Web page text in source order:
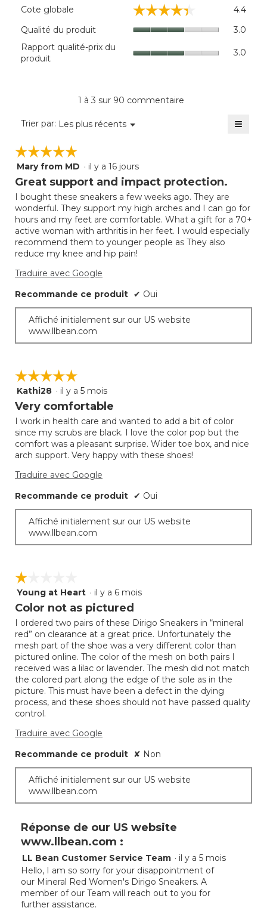
Cote globale ☆☆☆☆☆
☆☆☆☆☆ 4.4
Qualité du produit 3.0
Rapport qualité-prix du
produit
3.0
1 à 3 sur 90 commentaire
Trier par: Les plus récents ▼
Menu ≡
ci-
☆☆☆☆☆
☆☆☆☆☆
5
étoile(s)
5.
Mary from MD · il y a 16 jours
Great support and impact protection.
I bought these sneakers a few weeks ago. They are
wonderful. They support my high arches and I can go for
hours and my feet are comfortable. What a gift for a 70+
active woman with arthritis in her feet. I would especially
recommend them to younger people as They also
reduce my knee and hip pain!
Traduire avec Google
Recommande ce produit ✔ Oui
Affiché initialement sur our US website
www.llbean.com
☆☆☆☆☆
☆☆☆☆☆
5
étoile(s)
5.
Kathi28 · il y a 5 mois
Very comfortable
I work in health care and wanted to add a bit of color
since my scrubs are black. I love the color pop but the
comfort was a pleasant surprise. Wider toe box, and nice
arch support. Very happy with these shoes!
Traduire avec Google
Recommande ce produit ✔ Oui
Affiché initialement sur our US website
www.llbean.com
☆☆☆☆☆
☆☆☆☆☆
1
étoile(s)
5.
Young at Heart · il y a 6 mois
Color not as pictured
I ordered two pairs of these Dirigo Sneakers in “mineral
red” on clearance at a great price. Unfortunately the
mesh part of the shoe was a very different color than
pictured online. The color of the mesh on both pairs I
received was a lilac or lavender. The mesh did not match
the colored part along the edge of the sole as in the
picture. This must have been a defect in the dying
process, and these shoes should not have passed quality
control.
Traduire avec Google
Recommande ce produit ✘ Non
Affiché initialement sur our US website
www.llbean.com
Réponse de our US website
www.llbean.com :
LL Bean Customer Service Team · il y a 5 mois
Hello, I am so sorry for your disappointment of
our Mineral Red Women's Dirigo Sneakers. A
member of our Team will reach out to you for
further assistance.